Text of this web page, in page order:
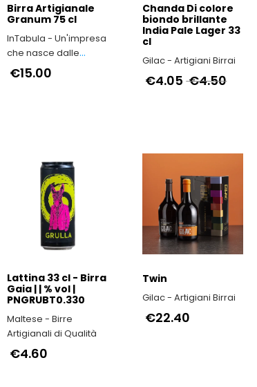
Birra Artigianale
Granum 75 cl
InTabula - Un'impresa
che nasce dalle
viscere dell’Irpinia
€15.00
Chanda Di colore
biondo brillante
India Pale Lager 33
cl
Gilac - Artigiani Birrai
€4.50
€4.05
Lattina 33 cl - Birra
Gaia | | % vol |
PNGRUBT0.330
Maltese - Birre
Artigianali di Qualità
€4.60
Twin
Gilac - Artigiani Birrai
€22.40